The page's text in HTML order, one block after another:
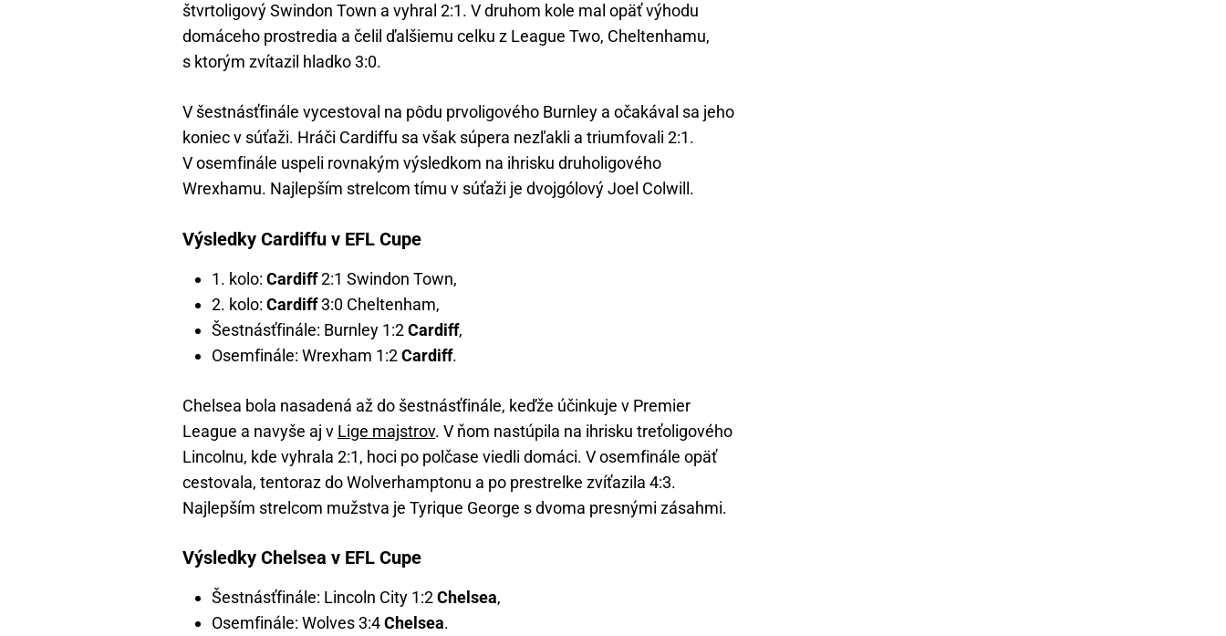
štvrtoligový Swindon Town a vyhral 2:1. V druhom kole mal opäť výhodu
domáceho prostredia a čelil ďalšiemu celku z League Two, Cheltenhamu,
s ktorým zvítazil hladko 3:0.
V šestnásťfinále vycestoval na pôdu prvoligového Burnley a očakával sa jeho
koniec v súťaži. Hráči Cardiffu sa však súpera nezľakli a triumfovali 2:1.
V osemfinále uspeli rovnakým výsledkom na ihrisku druholigového
Wrexhamu. Najlepším strelcom tímu v súťaži je dvojgólový Joel Colwill.
Výsledky Cardiffu v EFL Cupe
1. kolo: Cardiff2:1 Swindon Town,
2. kolo: Cardiff3:0 Cheltenham,
Šestnásťfinále: Burnley 1:2Cardiff,
Osemfinále: Wrexham 1:2Cardiff.
Chelsea bola nasadená až do šestnásťfinále, keďže účinkuje v Premier
League a navyše aj v Lige majstrov. V ňom nastúpila na ihrisku treťoligového
Lincolnu, kde vyhrala 2:1, hoci po polčase viedli domáci. V osemfinále opäť
cestovala, tentoraz do Wolverhamptonu a po prestrelke zvíťazila 4:3.
Najlepším strelcom mužstva je Tyrique George s dvoma presnými zásahmi.
Výsledky Chelsea v EFL Cupe
Šestnásťfinále: Lincoln City 1:2Chelsea,
Osemfinále: Wolves 3:4Chelsea.